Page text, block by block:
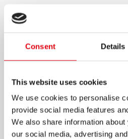
Consent Details
This website uses cookies
We use cookies to personalise
provide social media features
We also share information
our social media, advertising
KREATIVE
DUO
Tauche ein in deine Fantasie
Glas, Leinwand und mehr)
Perfekt für Basteln,
Sofort einsatzbereit, kein
Doppelte Spitze: Pinsel-